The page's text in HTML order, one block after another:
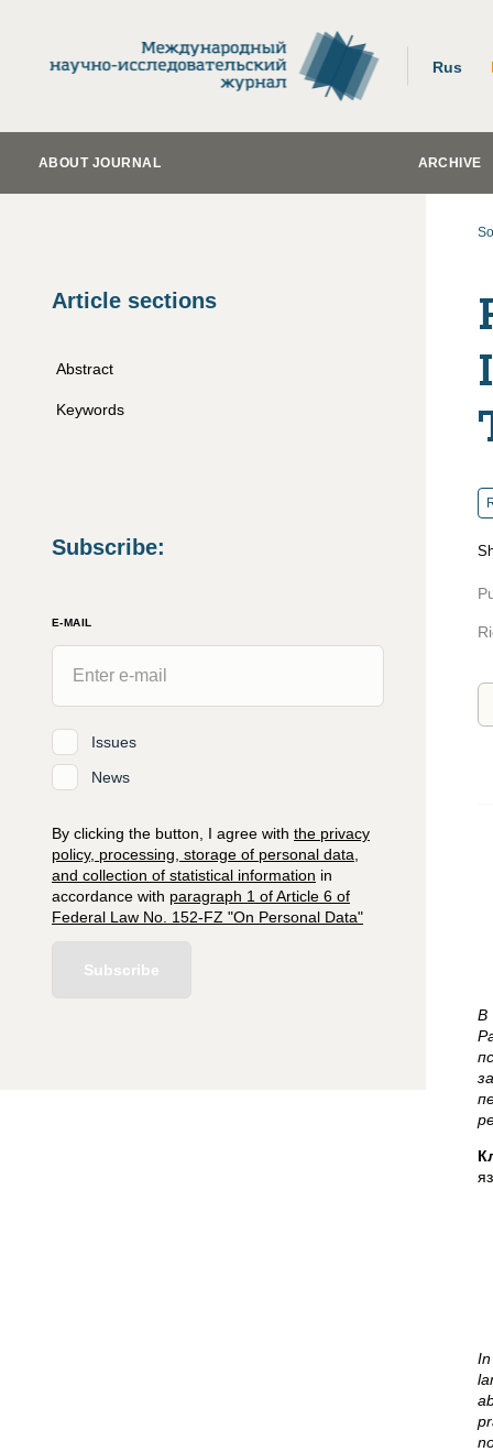
Rus
ABOUT JOURNAL ARCHIVE
Article sections
Abstract
Keywords
Subscribe:
E-MAIL
Issues
News
By clicking the button, I agree with the privacy
policy, processing, storage of personal data,
and collection of statistical information in
accordance with paragraph 1 of Article 6 of
Federal Law No. 152-FZ "On Personal Data"
Subscribe
В